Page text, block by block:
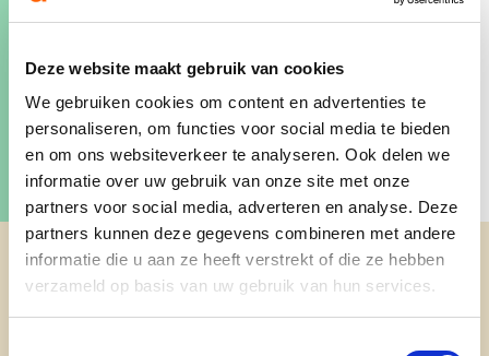
Deze website maakt gebruik van cookies
We gebruiken cookies om content en advertenties te
personaliseren, om functies voor social media te bieden
en om ons websiteverkeer te analyseren. Ook delen we
informatie over uw gebruik van onze site met onze
partners voor social media, adverteren en analyse. Deze
partners kunnen deze gegevens combineren met andere
informatie die u aan ze heeft verstrekt of die ze hebben
verzameld op basis van uw gebruik van hun services.